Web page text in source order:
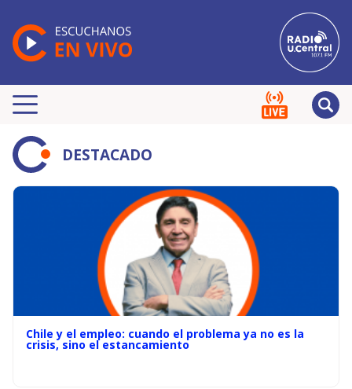
DESTACADO
Chile y el empleo: cuando el problema ya no es la
crisis, sino el estancamiento